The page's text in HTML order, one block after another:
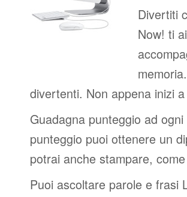
Divertiti
Now! ti
divertenti. Non appena inizi
Guadagna punteggio ad
punteggio puoi ottenere un
potrai anche stampare,
Puoi ascoltare parole e frasi